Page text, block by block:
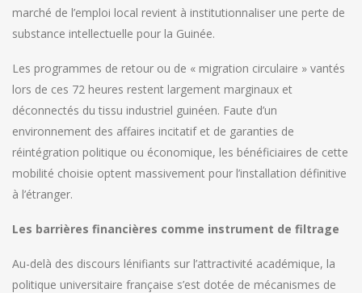
marché de l’emploi local revient à institutionnaliser une perte de
substance intellectuelle pour la Guinée.
Les programmes de retour ou de « migration circulaire » vantés
lors de ces 72 heures restent largement marginaux et
déconnectés du tissu industriel guinéen. Faute d’un
environnement des affaires incitatif et de garanties de
réintégration politique ou économique, les bénéficiaires de cette
mobilité choisie optent massivement pour l’installation définitive
à l’étranger.
Les barrières financières comme instrument de filtrage
Au-delà des discours lénifiants sur l’attractivité académique, la
politique universitaire française s’est dotée de mécanismes de